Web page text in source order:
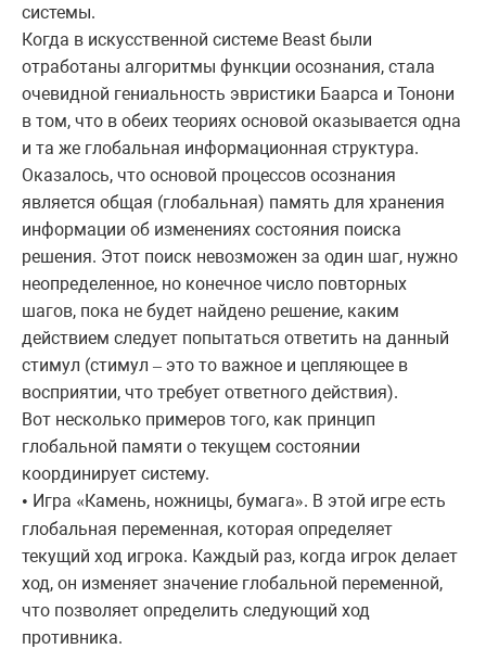
системы.
Когда в искусственной системе Beast были
отработаны алгоритмы функции осознания, стала
очевидной гениальность эвристики Баарса и Тонони
в том, что в обеих теориях основой оказывается одна
и та же глобальная информационная структура.
Оказалось, что основой процессов осознания
является общая (глобальная) память для хранения
информации об изменениях состояния поиска
решения. Этот поиск невозможен за один шаг, нужно
неопределенное, но конечное число повторных
шагов, пока не будет найдено решение, каким
действием следует попытаться ответить на данный
стимул (стимул – это то важное и цепляющее в
восприятии, что требует ответного действия).
Вот несколько примеров того, как принцип
глобальной памяти о текущем состоянии
координирует систему.
• Игра «Камень, ножницы, бумага». В этой игре есть
глобальная переменная, которая определяет
текущий ход игрока. Каждый раз, когда игрок делает
ход, он изменяет значение глобальной переменной,
что позволяет определить следующий ход
противника.